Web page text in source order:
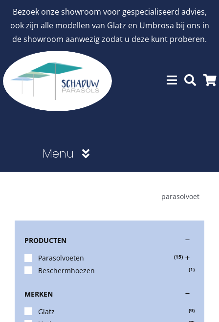
Bezoek onze showroom voor gespecialiseerd advies,
ook zijn alle modellen van Glatz en Umbrosa bij ons in
de showroom aanwezig zodat u deze kunt proberen.
inhoud
Menu
Stokparasols
Zweefparasols
Horeca parasols
parasolvoet
PRODUCTEN
Parasolvoeten
(15)
Beschermhoezen (1)
MERKEN
Glatz
(9)